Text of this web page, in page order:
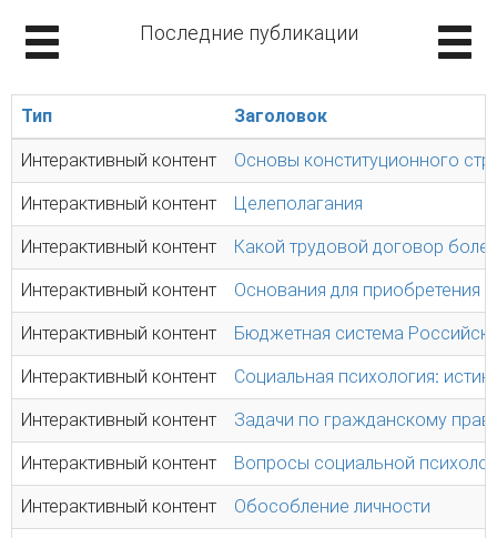
Последние публикации
Тип Заголовок
Интерактивный контент Основы конституционного
Интерактивный контент Целеполагания
Интерактивный контент Какой трудовой договор
Интерактивный контент Основания для приобретения
Интерактивный контент Бюджетная система
Интерактивный контент Социальная психология:
Интерактивный контент Задачи по гражданскому
Интерактивный контент Вопросы социальной
Интерактивный контент Обособление личности